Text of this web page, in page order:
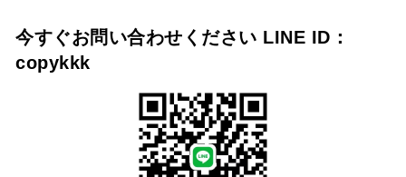
今すぐお問い合わせください LINE ID：
copykkk